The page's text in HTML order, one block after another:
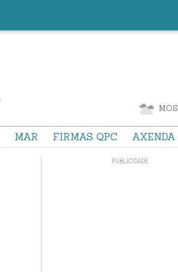
MOS
MAR FIRMAS QPC AXENDA